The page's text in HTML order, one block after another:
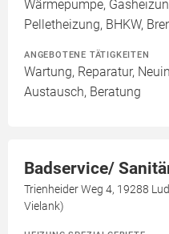
Wärmepumpe,
Pelletheizung, BHKW,
ANGEBOTENE TÄTIGKEITEN
Wartung, Reparatur,
Austausch, Beratung
Badservice/
Trienheider Weg 4, 19288
Vielank)